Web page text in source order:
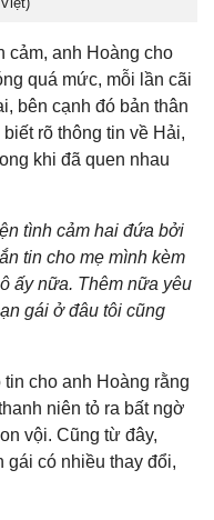
cảm, anh Hoàng cho
quá mức, mỗi lần cãi
bên cạnh đó bản thân
rõ thông tin về Hải,
khi đã quen nhau
tình cảm hai đứa bởi
tin cho mẹ mình kèm
ấy nữa. Thêm nữa yêu
gái ở đâu tôi cũng
cho anh Hoàng rằng
niên tỏ ra bất ngờ
vội. Cũng từ đây,
gái có nhiều thay đổi,